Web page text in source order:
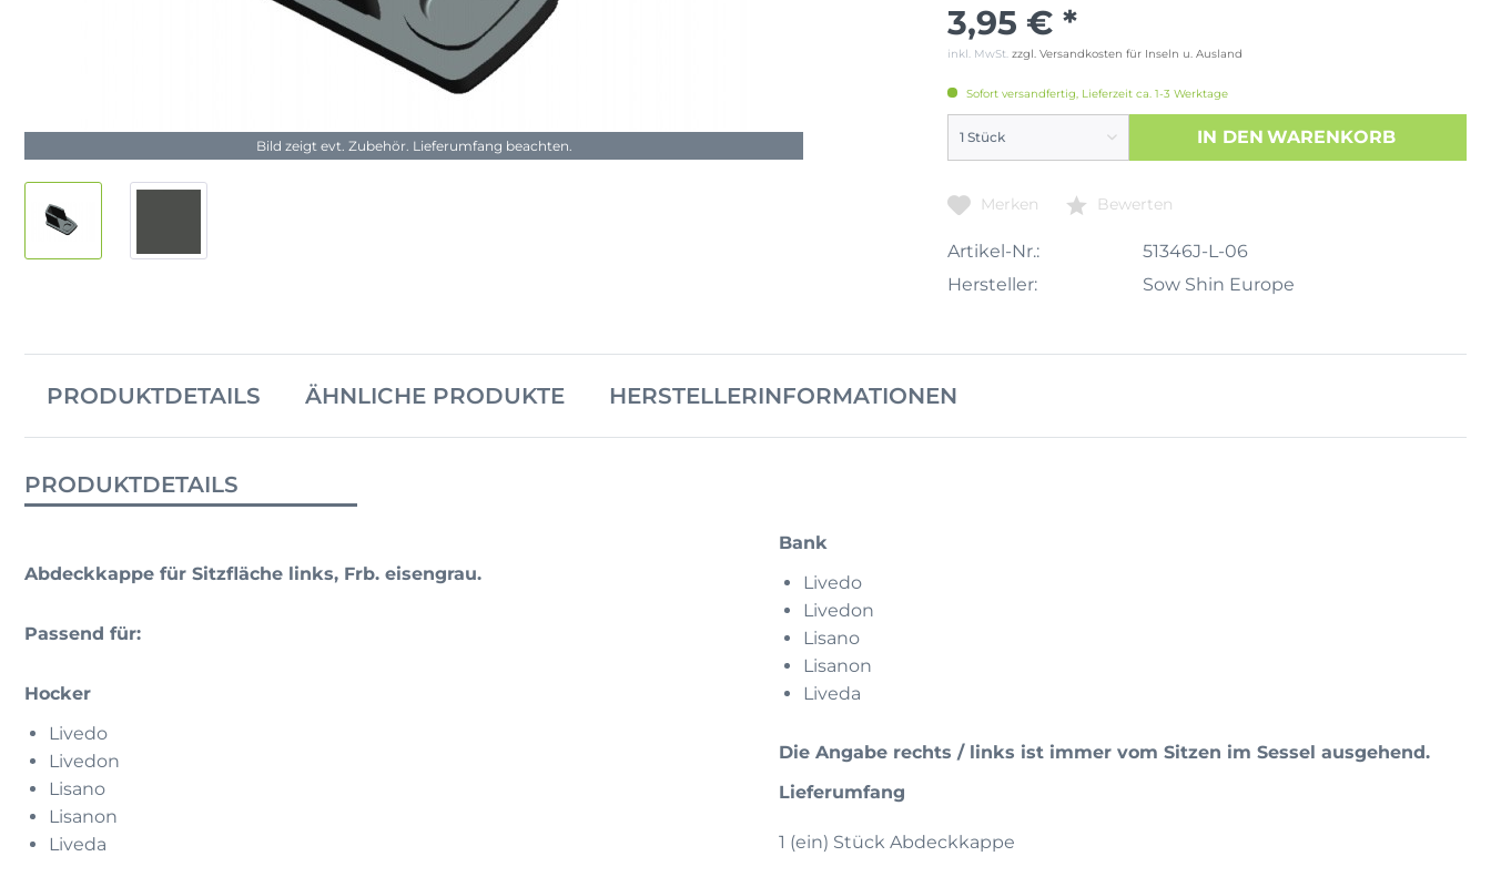
Bild zeigt evt. Zubehör. Lieferumfang beachten.
3,95 € *
inkl. MwSt. zzgl. Versandkosten für Inseln u. Ausland
Sofort versandfertig, Lieferzeit ca. 1-3 Werktage
IN DEN WARENKORB
Merken Bewerten
Artikel-Nr.:
51346J-L-06
Hersteller:
Sow Shin Europe
PRODUKTDETAILS ÄHNLICHE PRODUKTE HERSTELLERINFORMATIONEN
PRODUKTDETAILS
Abdeckkappe für Sitzfläche links, Frb. eisengrau.
Passend für:
Hocker
Livedo
Livedon
Lisano
Lisanon
Liveda
Bank
Livedo
Livedon
Lisano
Lisanon
Liveda
Die Angabe rechts / links ist immer vom Sitzen im Sessel ausgehend.
Lieferumfang
1 (ein) Stück Abdeckkappe